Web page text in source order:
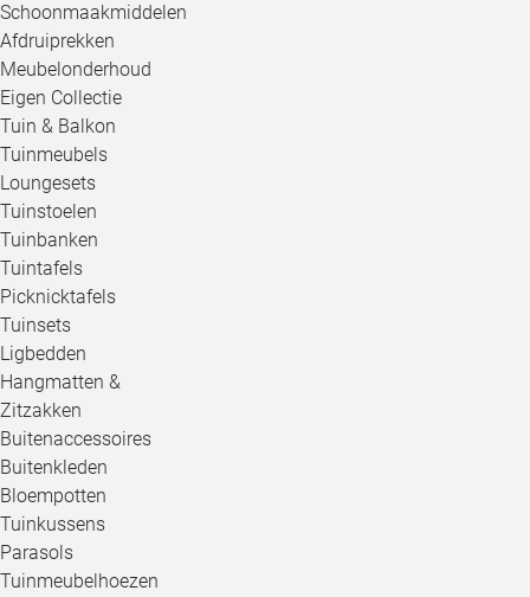
Schoonmaakmiddelen
Afdruiprekken
Meubelonderhoud
Eigen Collectie
Tuin & Balkon
Tuinmeubels
Loungesets
Tuinstoelen
Tuinbanken
Tuintafels
Picknicktafels
Tuinsets
Ligbedden
Hangmatten &
Zitzakken
Buitenaccessoires
Buitenkleden
Bloempotten
Tuinkussens
Parasols
Tuinmeubelhoezen